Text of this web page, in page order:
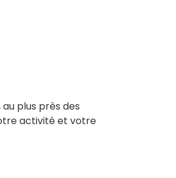
plus près des
activité et votre